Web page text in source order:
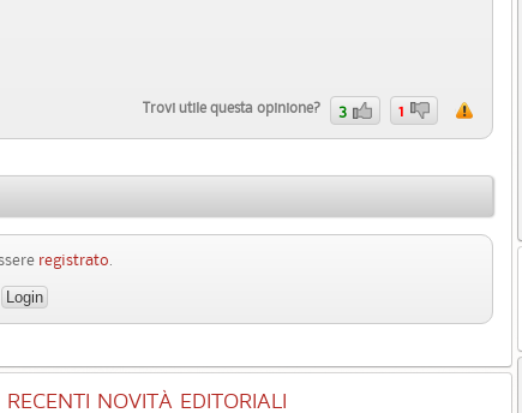
Trovi utile questa opinione? 3 1
registrato
NOVITÀ EDITORIALI